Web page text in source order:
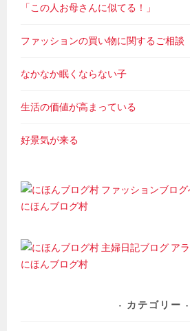
「この人お母さんに似てる！」
ファッションの買い物に関するご相談
なかなか眠くならない子
生活の価値が高まっている
好景気が来る
にほんブログ村
にほんブログ村
カテゴリー